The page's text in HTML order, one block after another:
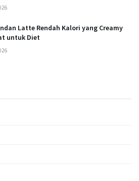
Latte Rendah Kalori yang Creamy
untuk Diet